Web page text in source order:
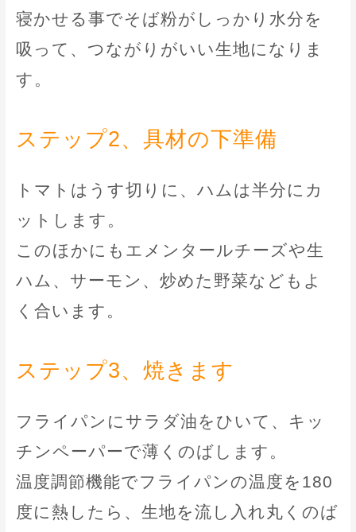
寝かせる事でそば粉がしっかり水分を
吸って、つながりがいい生地になりま
す。
ステップ2、具材の下準備
トマトはうす切りに、ハムは半分にカ
ットします。
このほかにもエメンタールチーズや生
ハム、サーモン、炒めた野菜などもよ
く合います。
ステップ3、焼きます
フライパンにサラダ油をひいて、キッ
チンペーパーで薄くのばします。
温度調節機能でフライパンの温度を180
度に熱したら、生地を流し入れ丸くのば